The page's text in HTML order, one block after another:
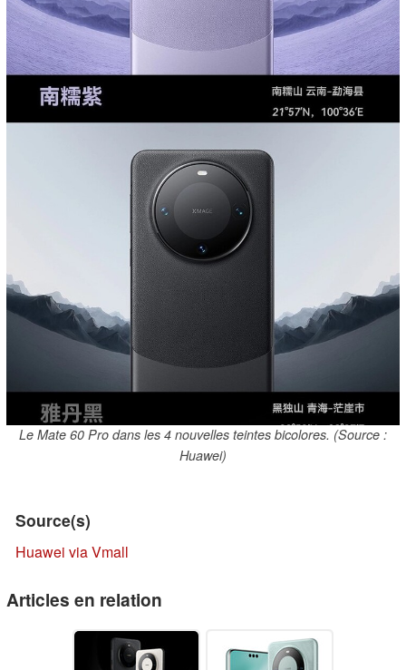
Le Mate 60 Pro dans les 4 nouvelles teintes bicolores. (Source :
Huawei)
Source(s)
Huawei via Vmall
Articles en relation